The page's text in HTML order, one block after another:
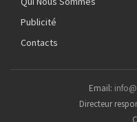
Publicité
Contacts
Email:
Directeur